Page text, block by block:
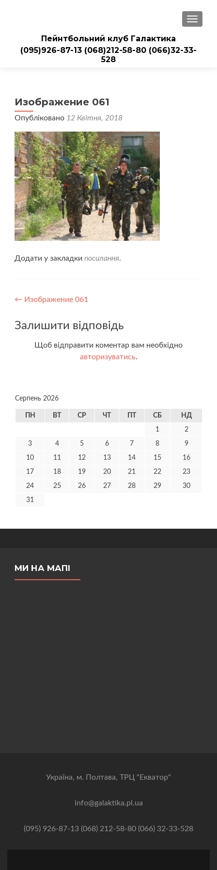
Пейнтбольний клуб Галактика
(095)926-87-13 (068)212-58-80 (066)32-33-
528
Изображение 061
Опубліковано 12 Квітня, 2018
Додати у закладки посилання.
Навігація
записів
← Изображение 061
Залишити відповідь
Щоб відправити коментар вам необхідно
авторизуватись.
Серпень 2026
ПН ВТ СР ЧТ СБ НД
1 2
3 4 5 6 7 8 9
10 11 12 13 14 15 16
17 18 19 20 21 22 23
24 25 26 27 28 29 30
31
МИ НА МАПІ
Українa, м. Полтава, ТРЦ "Екватор"
info@galaktika.pl.ua
(095) 926-87-13 (068) 212-58-80 (066) 32-33-528